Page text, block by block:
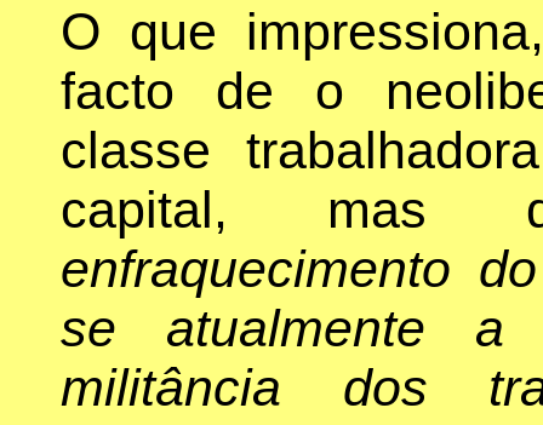
O que
facto de o
classe
capital,
enfraquecimento
se atualmente a
militância dos